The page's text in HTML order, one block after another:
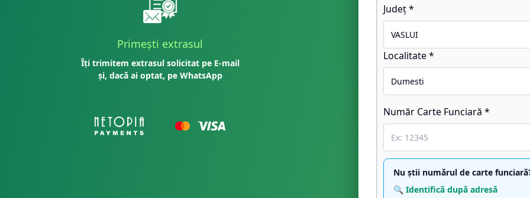
Primești extrasul
Îți trimitem extrasul solicitat pe E-mail
și, dacă ai optat, pe WhatsApp
Județ *
Localitate *
Număr Carte Funciară *
Nu știi numărul de carte
🔍 Identifică după adresă